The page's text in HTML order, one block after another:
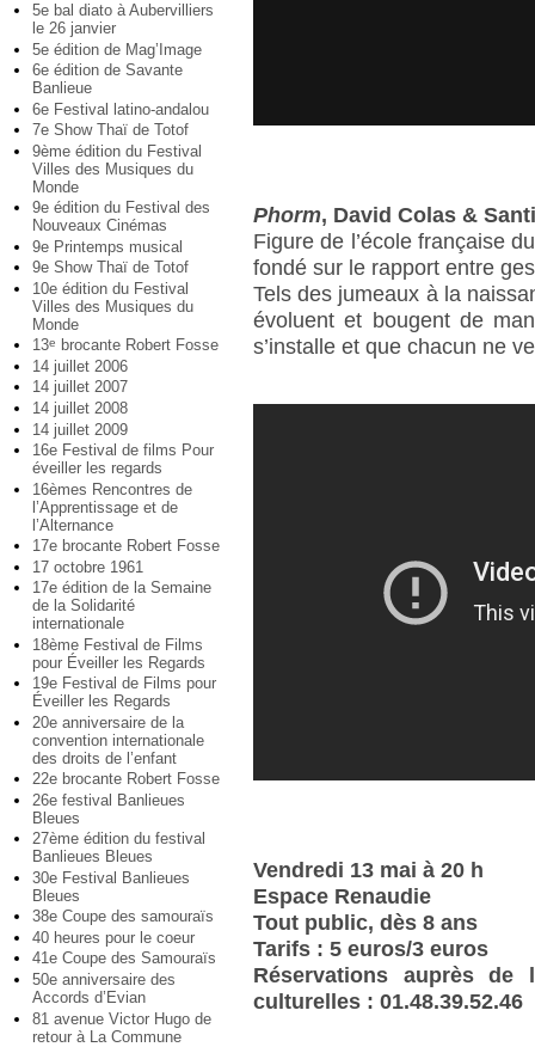
5e bal diato à Aubervilliers
le 26 janvier
5e édition de Mag’Image
6e édition de Savante
Banlieue
6e Festival latino-andalou
7e Show Thaï de Totof
9ème édition du Festival
Villes des Musiques du
Monde
9e édition du Festival des
Nouveaux Cinémas
9e Printemps musical
9e Show Thaï de Totof
10e édition du Festival
Villes des Musiques du
Monde
13e
brocante Robert Fosse
14 juillet 2006
14 juillet 2007
14 juillet 2008
14 juillet 2009
16e Festival de films Pour
éveiller les regards
16èmes Rencontres de
l’Apprentissage et de
l’Alternance
17e brocante Robert Fosse
17 octobre 1961
17e édition de la Semaine
de la Solidarité
internationale
18ème Festival de Films
pour Éveiller les Regards
19e Festival de Films pour
Éveiller les Regards
20e anniversaire de la
convention internationale
des droits de l’enfant
22e brocante Robert Fosse
26e festival Banlieues
Bleues
27ème édition du festival
Banlieues Bleues
30e Festival Banlieues
Bleues
38e Coupe des samouraïs
40 heures pour le coeur
41e Coupe des Samouraïs
50e anniversaire des
Accords d’Evian
81 avenue Victor Hugo de
retour à La Commune
Phorm, David Colas &
Figure de l’école française
fondé sur le rapport entre
Tels des jumeaux à la
évoluent et bougent de
s’installe et que chacun ne
Vendredi 13 mai à 20 h
Espace Renaudie
Tout public, dès 8 ans
Tarifs : 5 euros/3 euros
Réservations auprès de
culturelles : 01.48.39.52.46